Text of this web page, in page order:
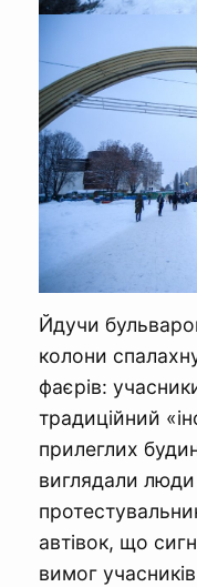
Йдучи
колони
фаєрів:
традиційний
прилеглих
виглядали люди
автівок, що
вимог